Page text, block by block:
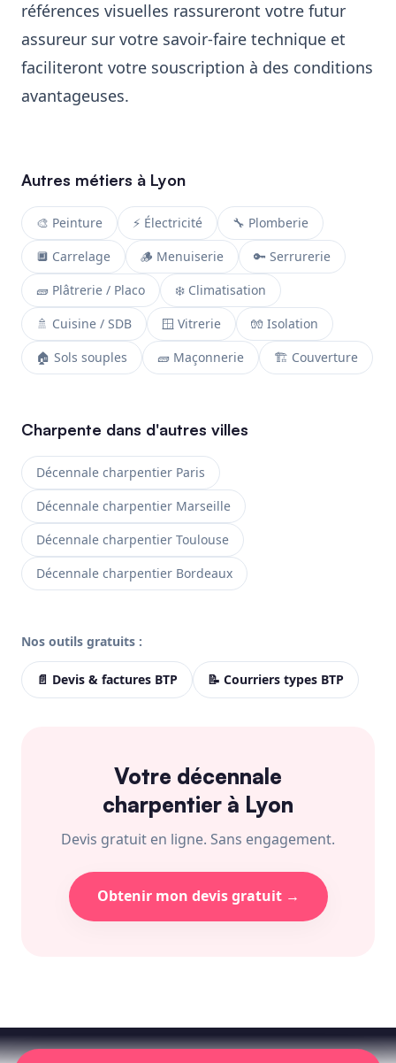
références visuelles rassureront votre futur
assureur sur votre savoir-faire technique et
faciliteront votre souscription à des conditions
avantageuses.
Autres métiers à Lyon
🎨 Peinture ⚡ Électricité 🔧 Plomberie
🔲 Carrelage 🪵 Menuiserie 🔑 Serrurerie
🧱 Plâtrerie / Placo ❄️ Climatisation
🚿 Cuisine / SDB 🪟 Vitrerie 🧤 Isolation
🏠 Sols souples 🧱 Maçonnerie 🏗️ Couverture
Charpente dans d'autres villes
Décennale charpentier Paris
Décennale charpentier Marseille
Décennale charpentier Toulouse
Décennale charpentier Bordeaux
Nos outils gratuits :
📄 Devis & factures BTP 📝 Courriers types BTP
Votre décennale
charpentier à Lyon
Devis gratuit en ligne. Sans engagement.
Obtenir mon devis gratuit →